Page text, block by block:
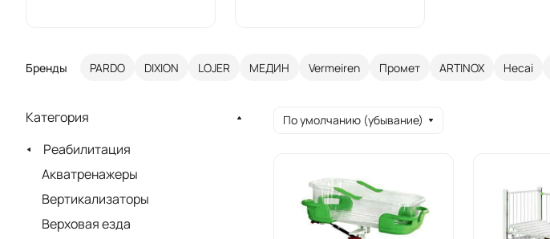
Бренды PARDO DIXION LOJER МЕДИН Vermeiren Промет ARTINOX Hecai
По умолчанию (убывание)
Категория
Реабилитация
Акватренажеры
Вертикализаторы
Верховая езда